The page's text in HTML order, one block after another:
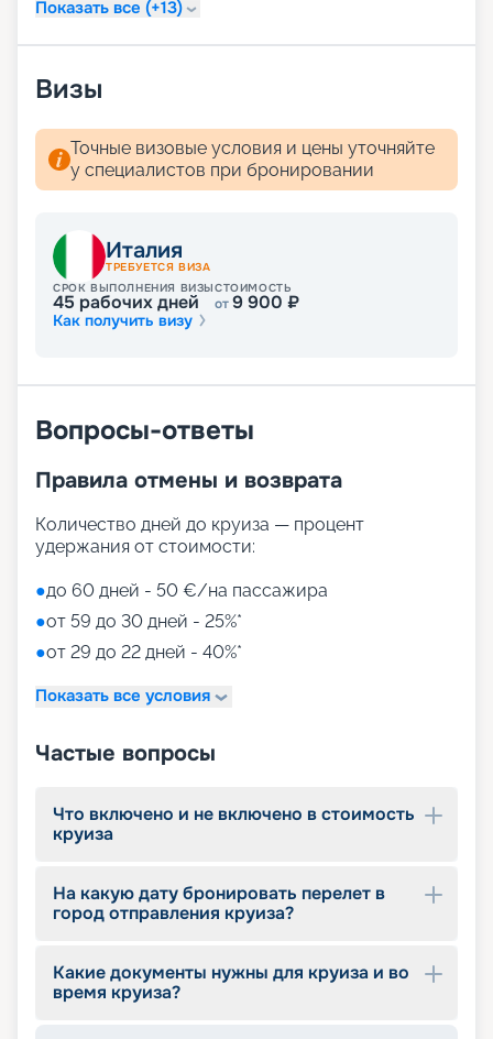
дома. Для того чтобы воспользоваться нашими
менеджерами.
Показать все (+13)
Визы
Точные визовые условия и цены уточняйте
у специалистов при бронировании
Италия
ТРЕБУЕТСЯ ВИЗА
СРОК ВЫПОЛНЕНИЯ ВИЗЫ
45 рабочих дней
СТОИМОСТЬ
от9 900 ₽
Как получить визу
Вопросы-ответы
Правила отмены и возврата
Количество дней до круиза — процент
удержания от стоимости:
●до 60 дней - 50 €/на пассажира
●от 59 до 30 дней - 25%*
●от 29 до 22 дней - 40%*
Показать все условия
Частые вопросы
Что включено и не включено в стоимость
круиза
На какую дату бронировать перелет в
город отправления круиза?
Какие документы нужны для круиза и во
время круиза?